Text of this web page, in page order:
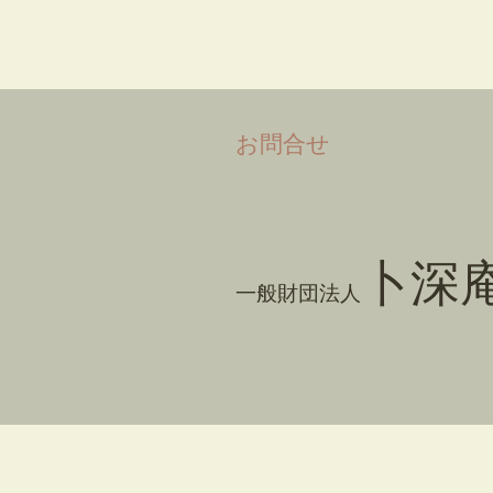
​お問合せ
一般財団法人 卜深